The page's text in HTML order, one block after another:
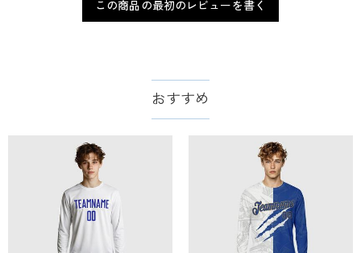
この商品の最初のレビューを書く
注文後に注文の内容を変更できますか？
番号もお送りください。
支払い情報は保護されますか？
お支払い情報は高度なセキュリティで保護されております。お
客様のお支払い情報は当社のサーバーに一切保存されません。
Paypal又はクレジットカート発行会社によって処理されます。
支払い情報は保護されますか？
当社では、個人情報保護を目的としたコンプライアンスに則
り、プライバシーポリシーを定めています。お客様に安心かつ
安全にご利用いただけるよう最善の注意を払い、個人情報を厳
重に取り扱っています。 詳細は
プライバシーポリシー
確認ください。
服＆ファッション
どうやってオリジナル服をオーダーメイドします
まずお気に入りのデザインを選んで、ページに表示した項目や
服の印刷に色違いが出ることがありますか？
おすすめ